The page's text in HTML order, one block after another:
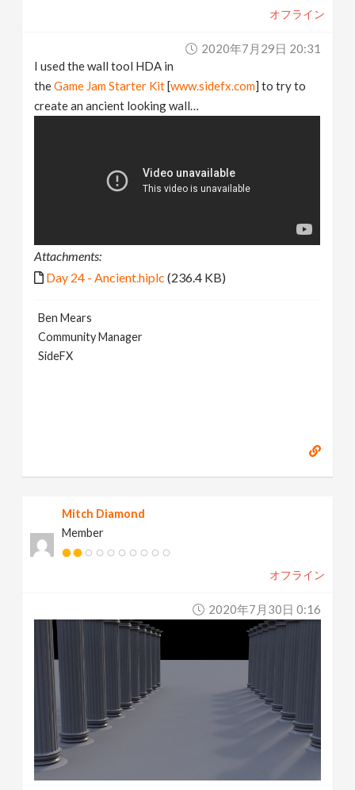
オフライン
2020年7月29日 20:31
I used the wall tool HDA in
theGame Jam Starter Kit[www.sidefx.com] to try to
create an ancient looking wall…
Attachments:
Day 24 - Ancient.hiplc (236.4 KB)
Ben Mears
Community Manager
SideFX
Mitch Diamond
Member
オフライン
2020年7月30日 0:16